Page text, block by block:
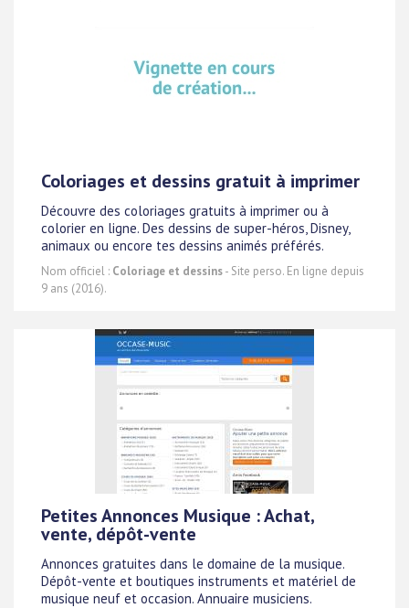
Coloriages et dessins gratuit à imprimer
Découvre des coloriages gratuits à imprimer ou à
colorier en ligne. Des dessins de super-héros, Disney,
animaux ou encore tes dessins animés préférés.
Nom officiel : Coloriage et dessins- Site perso. En ligne depuis
9 ans (2016).
Petites Annonces Musique : Achat,
vente, dépôt-vente
Annonces gratuites dans le domaine de la musique.
Dépôt-vente et boutiques instruments et matériel de
musique neuf et occasion. Annuaire musiciens.